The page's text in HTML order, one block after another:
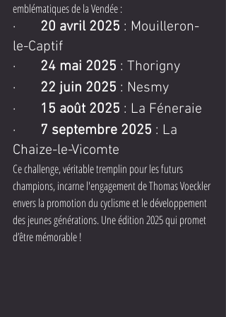
emblématiques de la Vendée :
· 20 avril 2025 : Mouilleron-
le-Captif
· 24 mai 2025 : Thorigny
· 22 juin 2025 : Nesmy
· 15 août 2025 : La Féneraie
· 7 septembre 2025 : La
Chaize-le-Vicomte
Ce challenge, véritable tremplin pour les futurs
champions, incarne l'engagement de Thomas Voeckler
envers la promotion du cyclisme et le développement
des jeunes générations. Une édition 2025 qui promet
d’être mémorable !